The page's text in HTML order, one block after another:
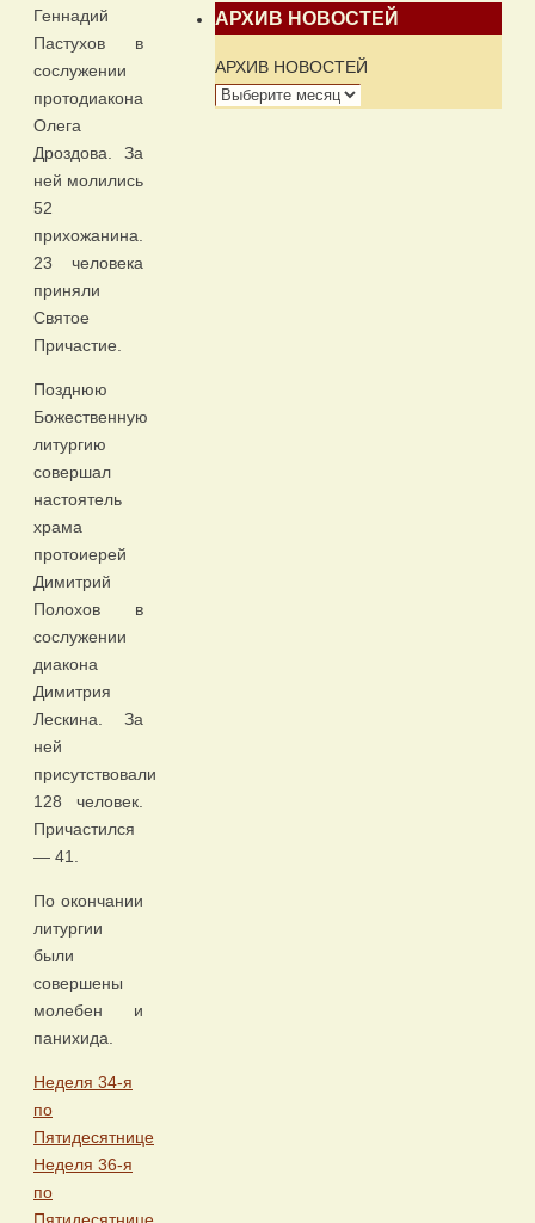
Геннадий
Пастухов в
сослужении
протодиакона
Олега
Дроздова. За
ней молились
52
прихожанина.
23 человека
приняли
Святое
Причастие.
Позднюю
Божественную
литургию
совершал
настоятель
храма
протоиерей
Димитрий
Полохов в
сослужении
диакона
Димитрия
Лескина. За
ней
присутствовали
128 человек.
Причастился
— 41.
По окончании
литургии
были
совершены
молебен и
панихида.
Неделя 34-я
по
Пятидесятнице
Неделя 36-я
по
АРХИВ НОВОСТЕЙ
АРХИВ НОВОСТЕЙ